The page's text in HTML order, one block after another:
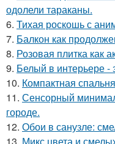
одолели тараканы.
6. Тихая роскошь с
7. Балкон как
8. Розовая плитка как
9. Белый в интерьере -
10. Компактная
11. Сенсорный
городе.
12. Обои в санузле:
13. Микс цвета и